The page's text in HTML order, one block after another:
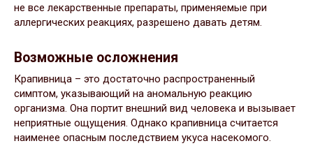
не все лекарственные препараты, применяемые при
аллергических реакциях, разрешено давать детям.
Возможные осложнения
Крапивница – это достаточно распространенный
симптом, указывающий на аномальную реакцию
организма. Она портит внешний вид человека и вызывает
неприятные ощущения. Однако крапивница считается
наименее опасным последствием укуса насекомого.